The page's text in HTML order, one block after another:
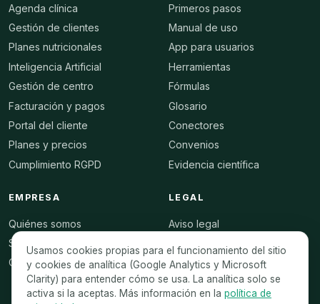
Agenda clínica
Gestión de clientes
Planes nutricionales
Inteligencia Artificial
Gestión de centro
Facturación y pagos
Portal del cliente
Planes y precios
Cumplimiento RGPD
Primeros pasos
Manual de uso
App para usuarios
Herramientas
Fórmulas
Glosario
Conectores
Convenios
Evidencia científica
EMPRESA
Quiénes somos
Seguridad
Contacto
LEGAL
Aviso legal
Privacidad
Cookies
Usamos cookies propias para el funcionamiento del sitio
y cookies de analítica (Google Analytics y Microsoft
Clarity) para entender cómo se usa. La analítica solo se
activa si la aceptas. Más información en la política de